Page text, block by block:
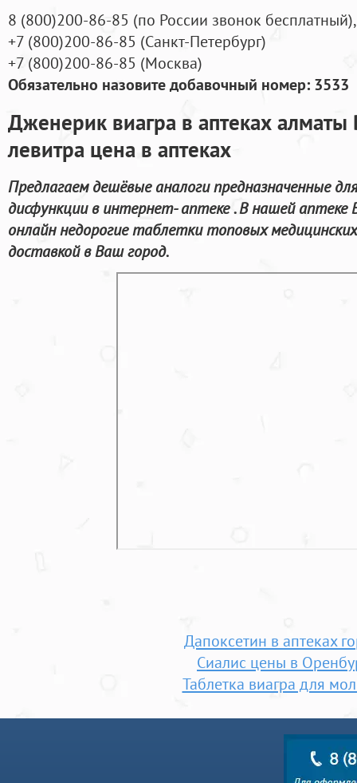
8 (800)200-86-85 (по России звонок бесплатный),
+7 (800)200-86-85 (Санкт-Петербург)
+7 (800)200-86-85 (Москва)
Обязательно назовите добавочный номер: 3533
Дженерик виагра в аптеках алматы
левитра цена в аптеках
Предлагаем дешёвые аналоги предназначенные
дисфункции в интернет- аптеке . В нашей
онлайн недорогие таблетки топовых
доставкой в Ваш город.
Дапоксетин в аптеках
Сиалис цены в
Таблетка виагра для